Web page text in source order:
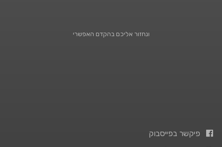
ונחזור אליכם בהקדם האפשרי
פיקשר בפייסבוק